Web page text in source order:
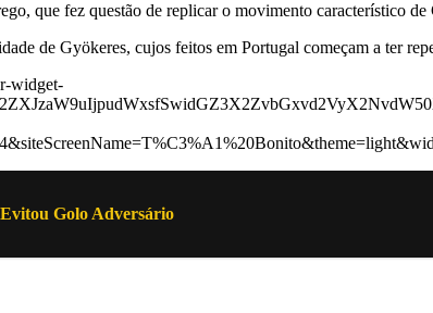
que fez questão de replicar o movimento característico
de Gyökeres, cujos feitos em Portugal começam a ter
widget-
Golo Adversário